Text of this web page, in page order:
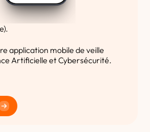
application mobile de veille
Artificielle et Cybersécurité.